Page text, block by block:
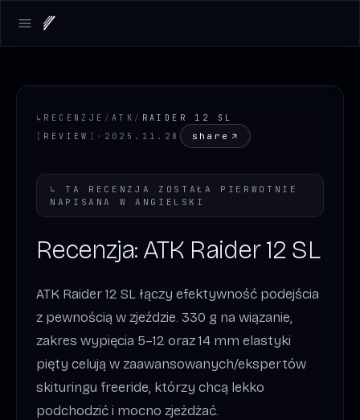
Open main menu
↳ RECENZJE /ATK / RAIDER 12 SL
[ REVIEW ] · 2025.11.28 share
↳ TA RECENZJA ZOSTAŁA PIERWOTNIE
NAPISANA W
ANGIELSKI
Recenzja: ATK Raider 12 SL
ATK Raider 12 SL łączy efektywność podejścia
z pewnością w zjeździe. 330 g na wiązanie,
zakres wypięcia 5–12 oraz 14 mm elastyki
pięty celują w zaawansowanych/ekspertów
skituringu freeride, którzy chcą lekko
podchodzić i mocno zjeżdżać.